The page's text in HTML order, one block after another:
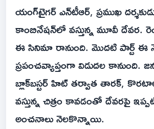
యంగ్‌టైగ‌ర్ ఎన్‌టీఆర్‌, ప్ర‌ముఖ
కాంబినేష‌న్‌లో వ‌స్తున్న మూవీ దేవ‌ర‌.
ఈ సినిమా రానుంది. మొద‌టి పార్ట్ ఈ
ప్ర‌పంచ‌వ్యాప్తంగా విడుద‌ల కానుంది.
బ్లాక్‌బ‌స్ట‌ర్ హిట్ త‌ర్వాత తార‌క్‌,
వ‌స్తున్న చిత్రం కావ‌డంతో దేవ‌ర‌పై
అంచ‌నాలు నెల‌కొన్నాయి.